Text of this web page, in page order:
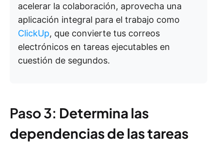
acelerar la colaboración, aprovecha una
aplicación integral para el trabajo como
ClickUp, que convierte tus correos
electrónicos en tareas ejecutables en
cuestión de segundos.
Paso 3: Determina las
dependencias de las tareas